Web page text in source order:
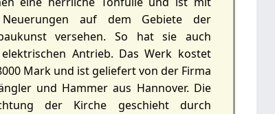
auf dem Gebiete der
versehen. So hat sie auch
Antrieb. Das Werk kostet
Mark und ist geliefert von der Firma
und Hammer aus Hannover. Die
der Kirche geschieht durch